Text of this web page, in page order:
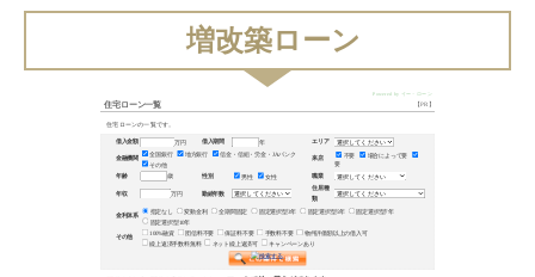
増改築ローン